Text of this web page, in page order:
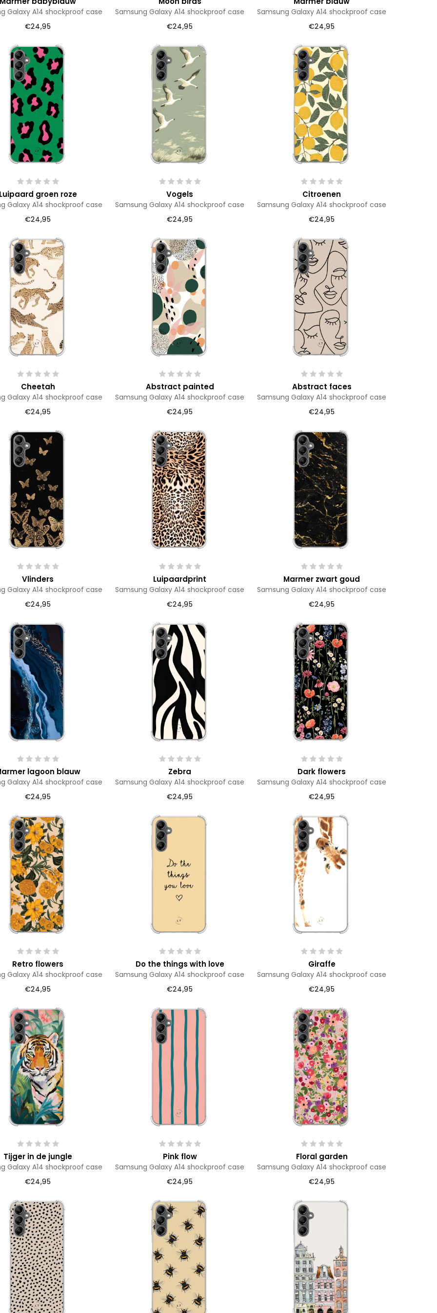
Galaxy A14 shockproof case
€24,95
Samsung Galaxy A14 shockproof case
€24,95
Samsung Galaxy A14 shockproof case
€24,95
Luipaard groen roze
Galaxy A14 shockproof case
€24,95
Vogels
Samsung Galaxy A14 shockproof case
€24,95
Citroenen
Samsung Galaxy A14 shockproof case
€24,95
Cheetah
Galaxy A14 shockproof case
€24,95
Abstract painted
Samsung Galaxy A14 shockproof case
€24,95
Abstract faces
Samsung Galaxy A14 shockproof case
€24,95
Vlinders
Galaxy A14 shockproof case
€24,95
Luipaardprint
Samsung Galaxy A14 shockproof case
€24,95
Marmer zwart goud
Samsung Galaxy A14 shockproof case
€24,95
lagoon blauw
Galaxy A14 shockproof case
€24,95
Zebra
Samsung Galaxy A14 shockproof case
€24,95
Dark flowers
Samsung Galaxy A14 shockproof case
€24,95
Retro flowers
Galaxy A14 shockproof case
€24,95
Do the things with love
Samsung Galaxy A14 shockproof case
€24,95
Giraffe
Samsung Galaxy A14 shockproof case
€24,95
Tijger in de jungle
Galaxy A14 shockproof case
€24,95
Pink flow
Samsung Galaxy A14 shockproof case
€24,95
Floral garden
Samsung Galaxy A14 shockproof case
€24,95